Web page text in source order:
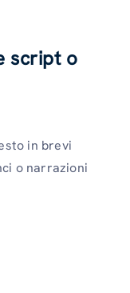
script o
in brevi
o narrazioni